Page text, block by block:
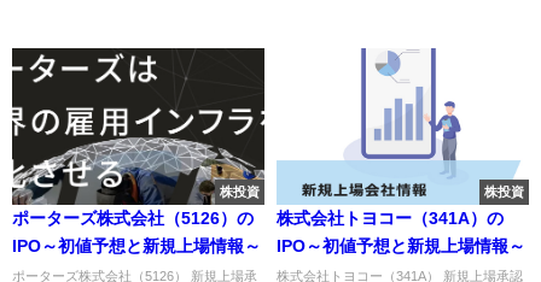
株投資
ポーターズ株式会社（5126）の
IPO～初値予想と新規上場情報～
ポーターズ株式会社（5126） 新規上場承
株投資
株式会社トヨコー（341A）の
IPO～初値予想と新規上場情報～
株式会社トヨコー（341A） 新規上場承認